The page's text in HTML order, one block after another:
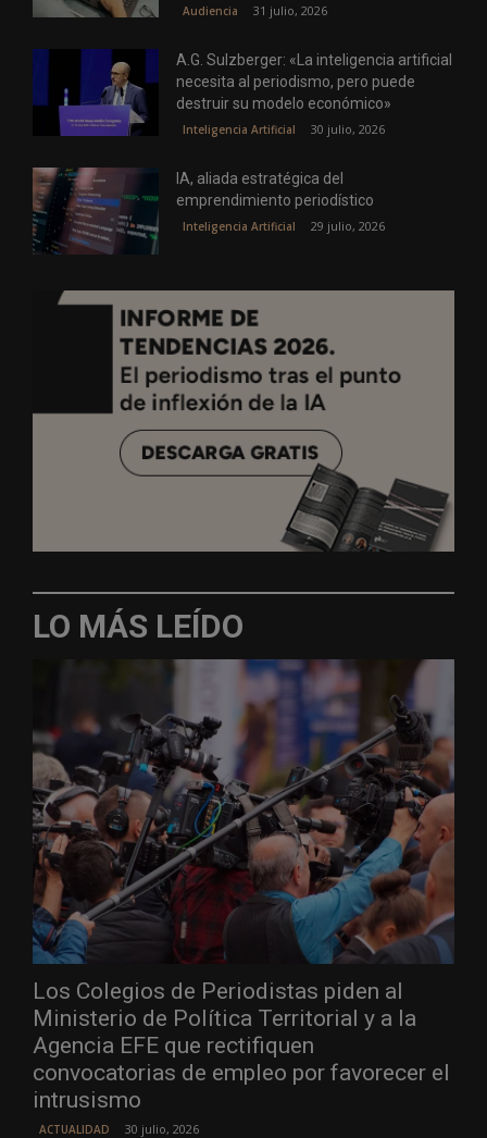
Audiencia 31 julio, 2026
A.G. Sulzberger: «La inteligencia artificial
necesita al periodismo, pero puede
destruir su modelo económico»
Inteligencia Artificial 30 julio, 2026
IA, aliada estratégica del
emprendimiento periodístico
Inteligencia Artificial 29 julio, 2026
LO MÁS LEÍDO
Los Colegios de Periodistas piden al
Ministerio de Política Territorial y a la
Agencia EFE que rectifiquen
convocatorias de empleo por favorecer el
intrusismo
ACTUALIDAD 30 julio, 2026